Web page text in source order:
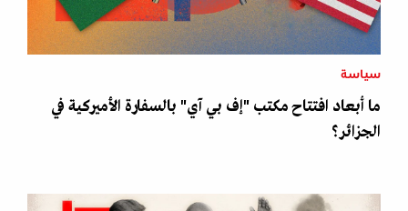
سياسة
ما أبعاد افتتاح مكتب "إف بي آي" بالسفارة الأميركية في
الجزائر؟